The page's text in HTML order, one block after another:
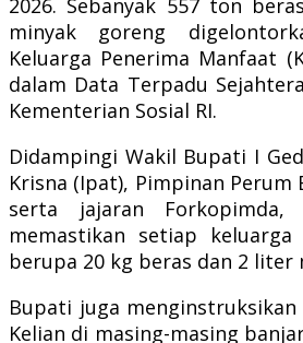
2026. Sebanyak 557 ton
minyak goreng
Keluarga Penerima Manfaat
dalam Data Terpadu
Kementerian Sosial RI.
Didampingi Wakil Bupati I
Krisna (Ipat), Pimpinan Perum
serta jajaran Forkopimda,
memastikan setiap keluarga
berupa 20 kg beras dan 2 liter
Bupati juga
Kelian di masing-masing